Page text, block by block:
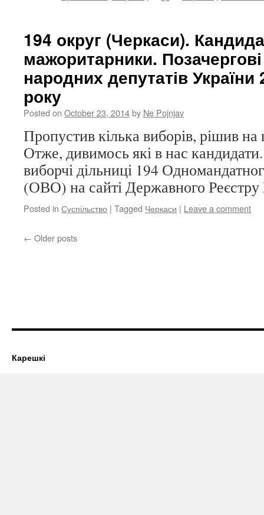
194 округ (Черкаси).
мажоритарники.
народних депутатів
року
Posted on October 23, 2014by Ne Pojnjav
Пропустив кілька виборів, рішив на
Отже, дивимось які в нас
виборчі дільниці 194
(ОВО) на сайті Державного
Posted in Суспільство | Tagged Черкаси | Leave a comment
← Older posts
Карешкі